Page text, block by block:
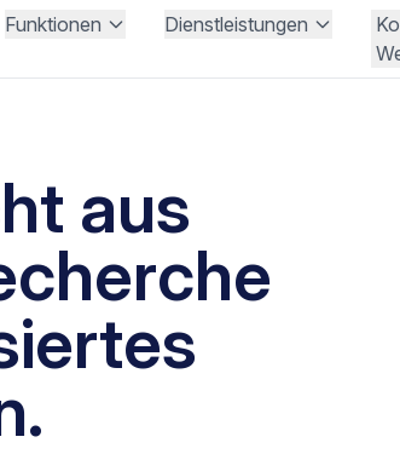
Funktionen Dienstleistungen
aus